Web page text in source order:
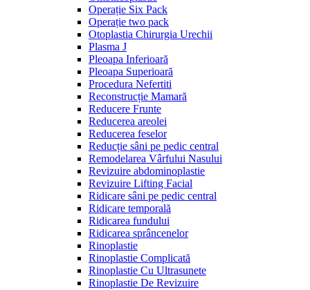
Operație Six Pack
Operație two pack
Otoplastia Chirurgia Urechii
Plasma J
Pleoapa Inferioară
Pleoapa Superioară
Procedura Nefertiti
Reconstrucție Mamară
Reducere Frunte
Reducerea areolei
Reducerea feselor
Reducție sâni pe pedic central
Remodelarea Vârfului Nasului
Revizuire abdominoplastie
Revizuire Lifting Facial
Ridicare sâni pe pedic central
Ridicare temporală
Ridicarea fundului
Ridicarea sprâncenelor
Rinoplastie
Rinoplastie Complicată
Rinoplastie Cu Ultrasunete
Rinoplastie De Revizuire